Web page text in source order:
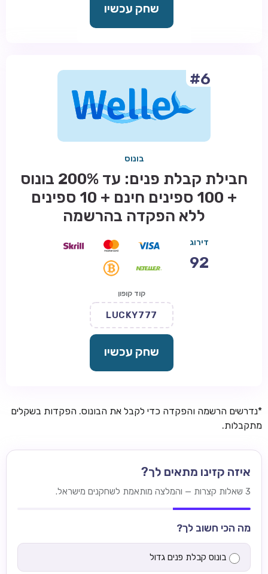
שחק עכשיו
#6
בונוס
חבילת קבלת פנים: עד 200% בונוס
+ 100 ספינים חינם + 10 ספינים
ללא הפקדה בהרשמה
דירוג
92
קוד קופון
LUCKY777
שחק עכשיו
*נדרשים הרשמה והפקדה כדי לקבל את הבונוס. הפקדות בשקלים
מתקבלות.
איזה קזינו מתאים לך?
3 שאלות קצרות — והמלצה מותאמת לשחקנים מישראל.
מה הכי חשוב לך?
בונוס קבלת פנים גדול